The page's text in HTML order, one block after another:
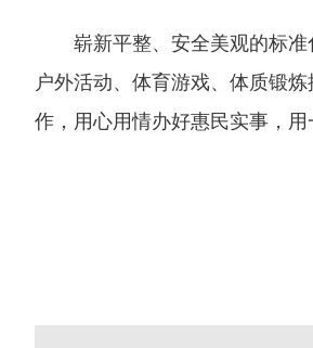
崭新平整、安全美观的标准
户外活动、体育游戏、体质锻
作，用心用情办好惠民实事，